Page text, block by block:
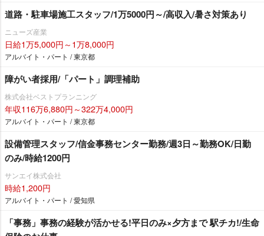
道路・駐車場施工スタッフ/1万5000円～/高収入/暑さ対策あり
ニューズ産業
日給1万5,000円～1万8,000円
アルバイト・パート / 東京都
障がい者採用/「パート」調理補助
株式会社ベストプランニング
年収116万6,880円～322万4,000円
アルバイト・パート / 東京都
設備管理スタッフ/信金事務センター勤務/週3日～勤務OK/日勤
のみ/時給1200円
サンエイ株式会社
時給1,200円
アルバイト・パート / 愛知県
「事務」事務の経験が活かせる!平日のみ×夕方まで 駅チカ!/生命